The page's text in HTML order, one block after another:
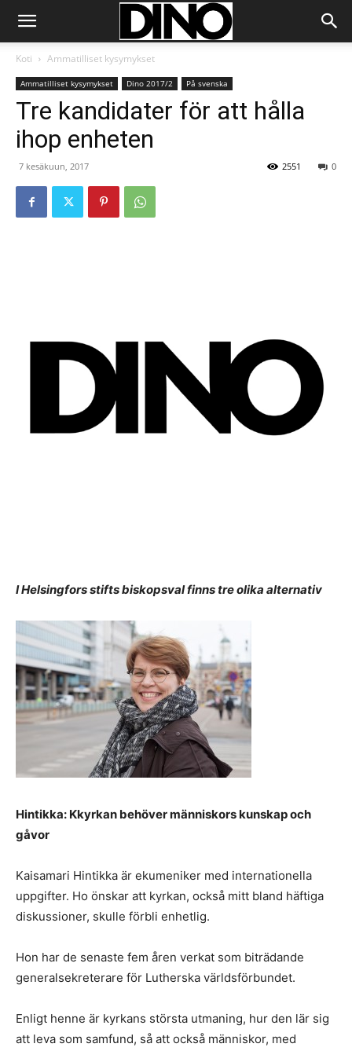
Koti Ammatilliset kysymykset
Ammatilliset kysymykset Dino 2017/2 På svenska
Tre kandidater för att hålla
ihop enheten
7 kesäkuun, 2017 0
2551
I Helsingfors stifts biskopsval finns tre olika alternativ
Hintikka: Kkyrkan behöver människors kunskap och
gåvor
Kaisamari Hintikka är ekumeniker med internationella
uppgifter. Ho önskar att kyrkan, också mitt bland häftiga
diskussioner, skulle förbli enhetlig.
Hon har de senaste fem åren verkat som biträdande
generalsekreterare för Lutherska världsförbundet.
Enligt henne är kyrkans största utmaning, hur den lär sig
att leva som samfund, så att också människor, med